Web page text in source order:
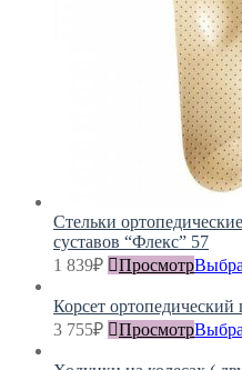
Стельки
суставов “Флекс” 57
1 839₽ Просмотр
Корсет
3 755₽ Просмотр